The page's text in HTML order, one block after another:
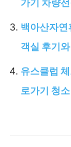
가기 차량
백아산자연
객실 후기
유스클럽
로가기 청